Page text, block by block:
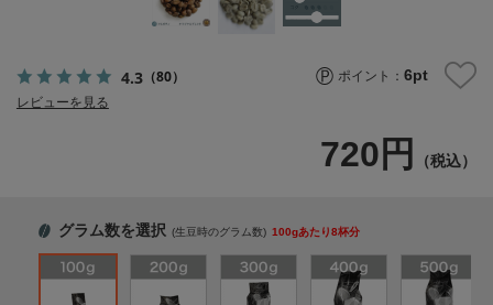
4.3（80）
レビューを見る
ポイント：6pt
720円 （税込）
グラム数を選択 (生豆時のグラム数) 100gあたり8杯分